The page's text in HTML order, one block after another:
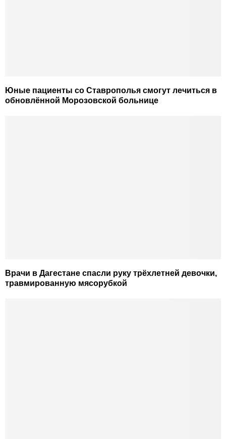
Юные пациенты со Ставрополья смогут лечиться в
обновлённой Морозовской больнице
Врачи в Дагестане спасли руку трёхлетней девочки,
травмированную мясорубкой